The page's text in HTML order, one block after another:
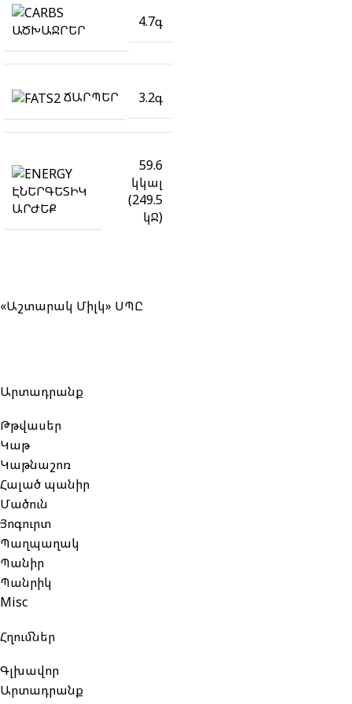
ԱԾԽԱՋՐԵՐ
4.7գ
ՃԱՐՊԵՐ 3.2գ
ԷՆԵՐԳԵՏԻԿ
ԱՐԺԵՔ
59.6
կկալ
(249.5
կՋ)
«Աշտարակ Միլկ» ՍՊԸ
Արտադրանք
Թթվասեր
Կաթ
Կաթնաշոռ
Հալած պանիր
Մածուն
Յոգուրտ
Պաղպաղակ
Պանիր
Պանրիկ
Misc
Հղումներ
Գլխավոր
Արտադրանք